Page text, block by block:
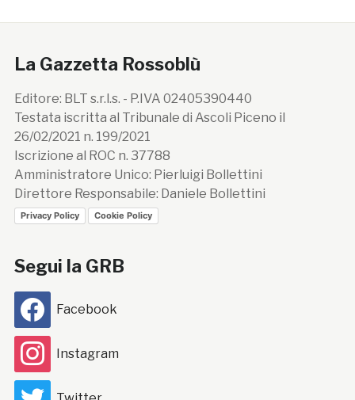
La Gazzetta Rossoblù
Editore: BLT s.r.l.s. - P.IVA 02405390440
Testata iscritta al Tribunale di Ascoli Piceno il
26/02/2021 n. 199/2021
Iscrizione al ROC n. 37788
Amministratore Unico: Pierluigi Bollettini
Direttore Responsabile: Daniele Bollettini
Privacy Policy Cookie Policy
Segui la GRB
Facebook
Instagram